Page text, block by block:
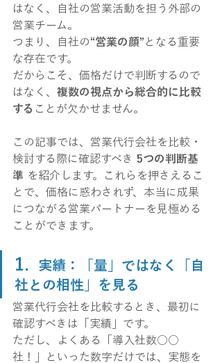
はなく、自社の営業活動を担う外部の
営業チーム。
つまり、自社の“営業の顔” となる重要
な存在です。
だからこそ、価格だけで判断するので
はなく、 複数の視点から総合的に比較
する ことが欠かせません。
この記事では、営業代行会社を比較・
検討する際に確認すべき 5つの判断基
準 を紹介します。これらを押さえるこ
とで、価格に惑わされず、本当に成果
につながる営業パートナーを見極める
ことができます。
1.
実績：「量」ではなく「自
社との相性」を見る
営業代行会社を比較するとき、最初に
確認すべきは「実績」です。
ただし、よくある「導入社数○○
社！」といった数字だけでは、実態を